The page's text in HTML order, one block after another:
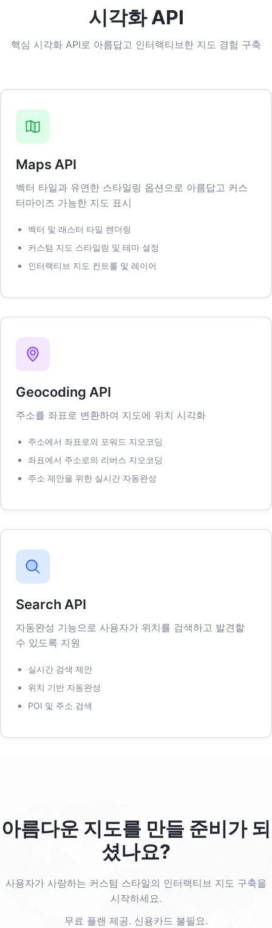
시각화 API
핵심 시각화 API로 아름답고 인터랙티브한 지도 경험 구축
Maps API
벡터 타일과 유연한 스타일링 옵션으로 아름답고 커스
터마이즈 가능한 지도 표시
벡터 및 래스터 타일 렌더링
커스텀 지도 스타일링 및 테마 설정
인터랙티브 지도 컨트롤 및 레이어
Geocoding API
주소를 좌표로 변환하여 지도에 위치 시각화
주소에서 좌표로의 포워드 지오코딩
좌표에서 주소로의 리버스 지오코딩
주소 제안을 위한 실시간 자동완성
Search API
자동완성 기능으로 사용자가 위치를 검색하고 발견할
수 있도록 지원
실시간 검색 제안
위치 기반 자동완성
POI 및 주소 검색
아름다운 지도를 만들 준비가 되
셨나요?
사용자가 사랑하는 커스텀 스타일의 인터랙티브 지도 구축을
시작하세요.
무료 플랜 제공. 신용카드 불필요.